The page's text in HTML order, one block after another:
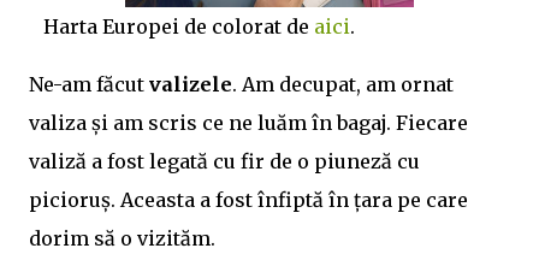
Harta Europei de colorat de aici.
Ne-am făcut valizele. Am decupat, am ornat
valiza și am scris ce ne luăm în bagaj. Fiecare
valiză a fost legată cu fir de o piuneză cu
picioruș. Aceasta a fost înfiptă în țara pe care
dorim să o vizităm.